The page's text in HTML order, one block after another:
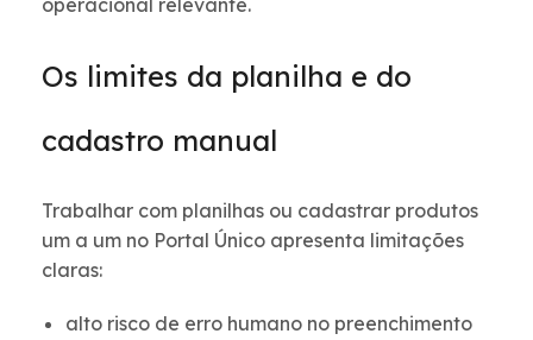
operacional relevante.
Os limites da planilha e do
cadastro manual
Trabalhar com planilhas ou cadastrar produtos
um a um no Portal Único apresenta limitações
claras:
alto risco de erro humano no preenchimento